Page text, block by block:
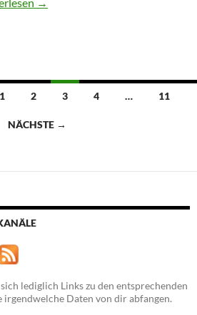
→
1 2 3 4 … 11
NÄCHSTE →
lediglich Links zu den entsprechenden
irgendwelche Daten von dir abfangen.